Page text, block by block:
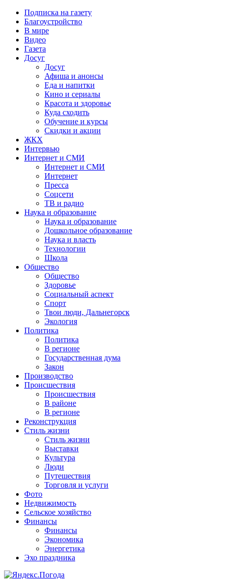
Подписка на газету
Благоустройство
В мире
Видео
Газета
Досуг
Досуг
Афиша и анонсы
Еда и напитки
Кино и сериалы
Красота и здоровье
Куда сходить
Обучение и курсы
Скидки и акции
ЖКХ
Интервью
Интернет и СМИ
Интернет и СМИ
Интернет
Пресса
Соцсети
ТВ и радио
Наука и образование
Наука и образование
Дошкольное образование
Наука и власть
Технологии
Школа
Общество
Общество
Здоровье
Социальный аспект
Спорт
Твои люди, Дальнегорск
Экология
Политика
Политика
В регионе
Государственная дума
Закон
Производство
Происшествия
Происшествия
В районе
В регионе
Реконструкция
Стиль жизни
Стиль жизни
Выставки
Культура
Люди
Путешествия
Торговля и услуги
Фото
Недвижимость
Сельское хозяйство
Финансы
Финансы
Экономика
Энергетика
Эхо праздника